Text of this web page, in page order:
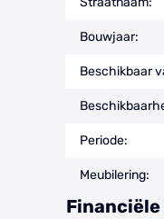
Bouwjaar:
Beschikbaar
Periode:
Meubilering: